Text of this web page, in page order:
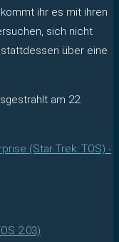
ihr es mit ihren
sich nicht
über eine
am 22.
(Star Trek: TOS) -
2.03)